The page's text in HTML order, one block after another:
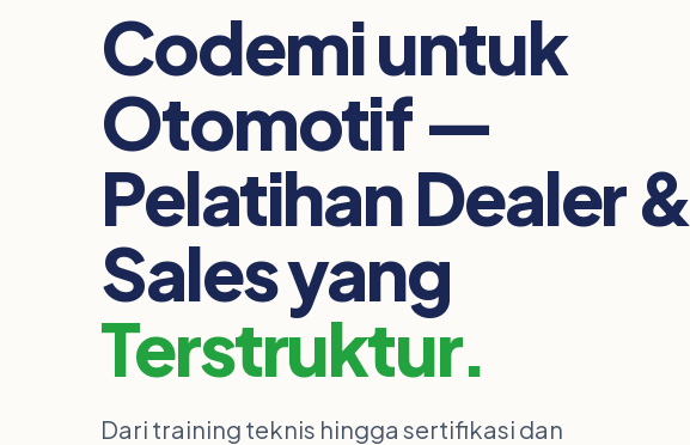
Codemi untuk
Otomotif —
Pelatihan Dealer &
Sales yang
Terstruktur.
Dari training teknis hingga sertifikasi dan